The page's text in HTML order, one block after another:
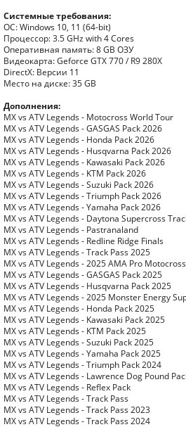
Системные требования:
ОС: Windows 10, 11 (64-bit)
Процессор: 3.5 GHz with 4 Cores
Оперативная память: 8 GB ОЗУ
Видеокарта: Geforce GTX 770 / R9 280X
DirectX: Версии 11
Место на диске: 35 GB
Дополнения:
MX vs ATV Legends - Motocross World Tour
MX vs ATV Legends - GASGAS Pack 2026
MX vs ATV Legends - Honda Pack 2026
MX vs ATV Legends - Husqvarna Pack 2026
MX vs ATV Legends - Kawasaki Pack 2026
MX vs ATV Legends - KTM Pack 2026
MX vs ATV Legends - Suzuki Pack 2026
MX vs ATV Legends - Triumph Pack 2026
MX vs ATV Legends - Yamaha Pack 2026
MX vs ATV Legends - Daytona Supercross
MX vs ATV Legends - Pastranaland
MX vs ATV Legends - Redline Ridge Finals
MX vs ATV Legends - Track Pass 2025
MX vs ATV Legends - 2025 AMA Pro
MX vs ATV Legends - GASGAS Pack 2025
MX vs ATV Legends - Husqvarna Pack 2025
MX vs ATV Legends - 2025 Monster Energy
MX vs ATV Legends - Honda Pack 2025
MX vs ATV Legends - Kawasaki Pack 2025
MX vs ATV Legends - KTM Pack 2025
MX vs ATV Legends - Suzuki Pack 2025
MX vs ATV Legends - Yamaha Pack 2025
MX vs ATV Legends - Triumph Pack 2024
MX vs ATV Legends - Lawrence Dog Pound
MX vs ATV Legends - Reflex Pack
MX vs ATV Legends - Track Pass
MX vs ATV Legends - Track Pass 2023
MX vs ATV Legends - Track Pass 2024